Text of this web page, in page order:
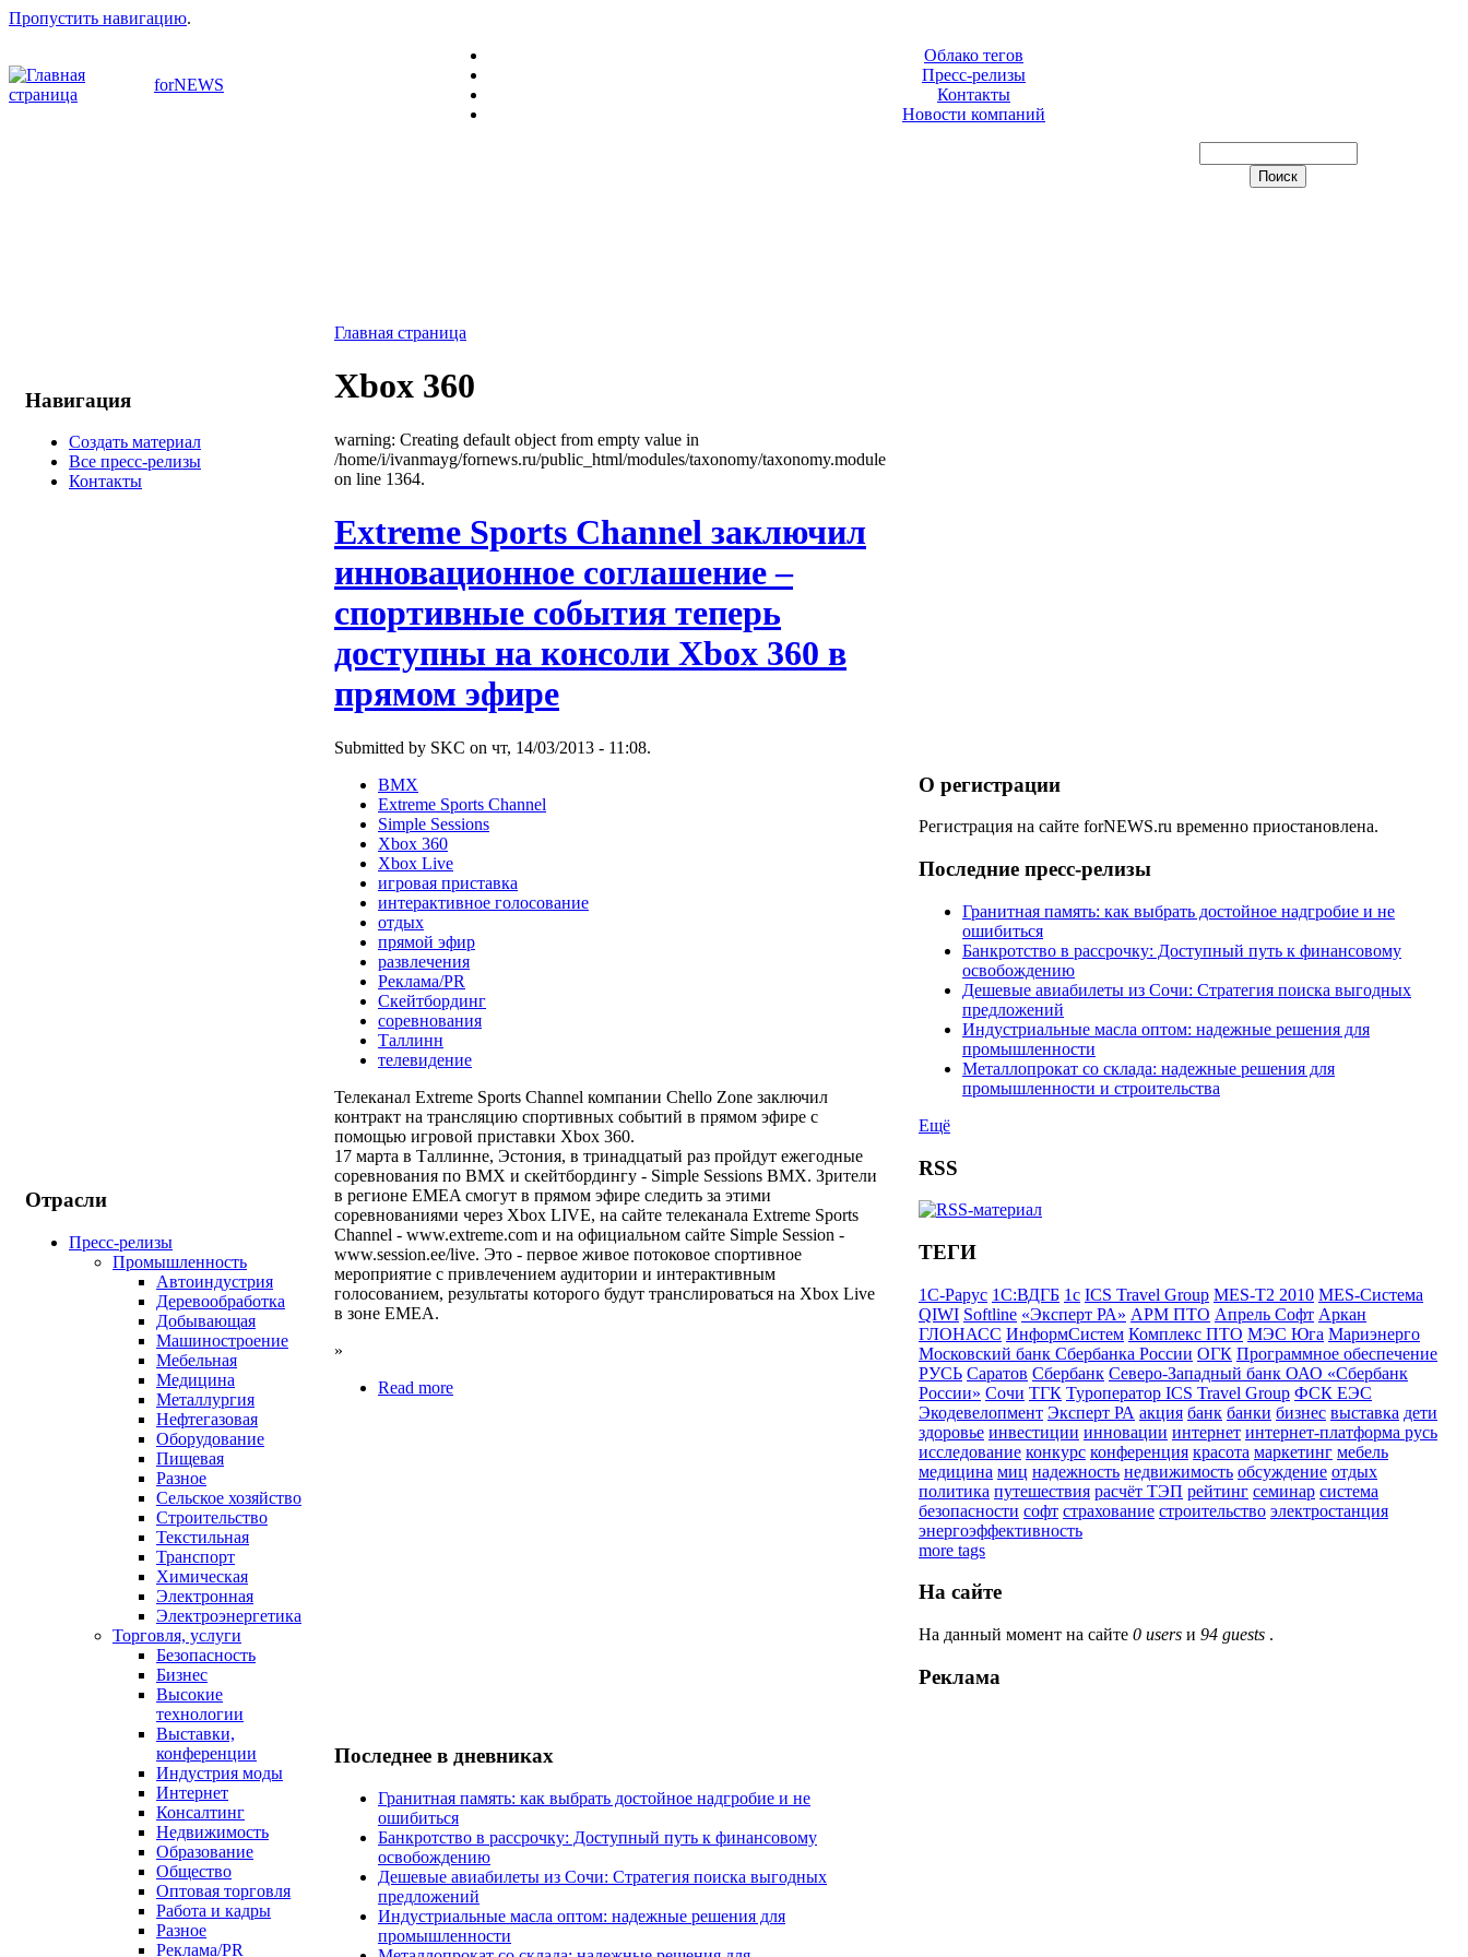
Пропустить навигацию.
forNEWS
Облако тегов
Пресс-релизы
Контакты
Новости компаний
Навигация
Создать материал
Все пресс-релизы
Контакты
Отрасли
Пресс-релизы
Промышленность
Автоиндустрия
Деревообработка
Добывающая
Машиностроение
Мебельная
Медицина
Металлургия
Нефтегазовая
Оборудование
Пищевая
Разное
Сельское хозяйство
Строительство
Текстильная
Транспорт
Химическая
Электронная
Электроэнергетика
Торговля, услуги
Безопасность
Бизнес
Высокие
технологии
Выставки,
конференции
Индустрия моды
Интернет
Консалтинг
Недвижимость
Образование
Общество
Оптовая торговля
Работа и кадры
Разное
Реклама/PR
Главная страница
Xbox 360
warning: Creating default object from empty value in
/home/i/ivanmayg/fornews.ru/public_html/modules/taxonomy/taxonomy.module
on line 1364.
Extreme Sports Channel заключил
инновационное соглашение –
спортивные события теперь
доступны на консоли Xbox 360 в
прямом эфире
Submitted by SKC on чт, 14/03/2013 - 11:08.
BMX
Extreme Sports Channel
Simple Sessions
Xbox 360
Xbox Live
игровая приставка
интерактивное голосование
отдых
прямой эфир
развлечения
Реклама/PR
Скейтбординг
соревнования
Таллинн
телевидение
Телеканал Extreme Sports Channel компании Chello Zone заключил
контракт на трансляцию спортивных событий в прямом эфире с
помощью игровой приставки Xbox 360.
17 марта в Таллинне, Эстония, в тринадцатый раз пройдут ежегодные
соревнования по BMX и скейтбордингу - Simple Sessions BMX. Зрители
в регионе EMEA смогут в прямом эфире следить за этими
соревнованиями через Xbox LIVE, на сайте телеканала Extreme Sports
Channel - www.extreme.com и на официальном сайте Simple Session -
www.session.ee/live. Это - первое живое потоковое спортивное
мероприятие с привлечением аудитории и интерактивным
голосованием, результаты которого будут транслироваться на Xbox Live
в зоне EMEA.
»
Read more
Последнее в дневниках
Гранитная память: как выбрать достойное надгробие и не
ошибиться
Банкротство в рассрочку: Доступный путь к финансовому
освобождению
Дешевые авиабилеты из Сочи: Стратегия поиска выгодных
предложений
Индустриальные масла оптом: надежные решения для
промышленности
О регистрации
Регистрация на сайте forNEWS.ru временно приостановлена.
Последние пресс-релизы
Гранитная память: как выбрать достойное надгробие и не
ошибиться
Банкротство в рассрочку: Доступный путь к финансовому
освобождению
Дешевые авиабилеты из Сочи: Стратегия поиска выгодных
предложений
Индустриальные масла оптом: надежные решения для
промышленности
Металлопрокат со склада: надежные решения для
промышленности и строительства
Ещё
RSS
ТЕГИ
1С-Рарус 1С:ВДГБ 1с ICS Travel Group MES-T2 2010 MES-Система
QIWI Softline «Эксперт РА» АРМ ПТО Апрель Софт Аркан
ГЛОНАСС ИнформСистем Комплекс ПТО МЭС Юга Мариэнерго
Московский банк Сбербанка России ОГК Программное обеспечение
РУСЬ Саратов Сбербанк Северо-Западный банк ОАО «Сбербанк
России» Сочи ТГК Туроператор ICS Travel Group ФСК ЕЭС
Экодевелопмент Эксперт РА акция банк банки бизнес выставка дети
здоровье инвестиции инновации интернет интернет-платформа русь
исследование конкурс конференция красота маркетинг мебель
медицина миц надежность недвижимость обсуждение отдых
политика путешествия расчёт ТЭП рейтинг семинар система
безопасности софт страхование строительство электростанция
энергоэффективность
more tags
На сайте
На данный момент на сайте 0 users и 94 guests .
Реклама